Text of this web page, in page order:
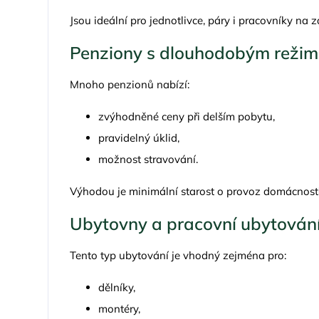
Jsou ideální pro jednotlivce, páry i pracovníky na
Penziony s dlouhodobým
Mnoho penzionů nabízí:
zvýhodněné ceny při delším pobytu,
pravidelný úklid,
možnost stravování.
Výhodou je minimální starost o provoz
Ubytovny a pracovní
Tento typ ubytování je vhodný zejména pro:
dělníky,
montéry,